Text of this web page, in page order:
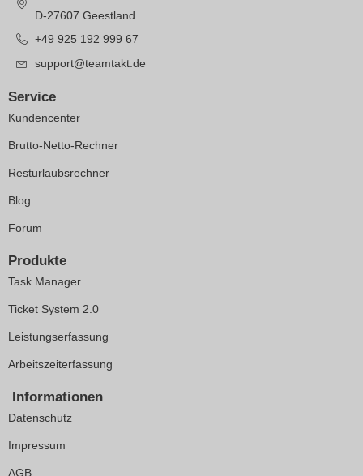
D-27607 Geestland
+49 925 192 999 67
support@teamtakt.de
Service
Kundencenter
Brutto-Netto-Rechner
Resturlaubsrechner
Blog
Forum
Produkte
Task Manager
Ticket System 2.0
Leistungserfassung
Arbeitszeiterfassung
Informationen
Datenschutz
Impressum
AGB